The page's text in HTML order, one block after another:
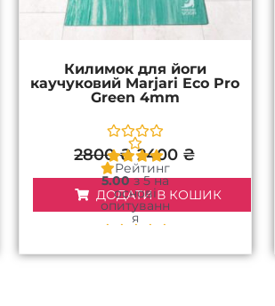
Килимок для йоги
каучуковий Marjari Eco Pro
Green 4mm
Рейтинг
5.00з 5 на
основі
опитуванн
я
2800₴ 2400 ₴
ДОДАТИ В КОШИК